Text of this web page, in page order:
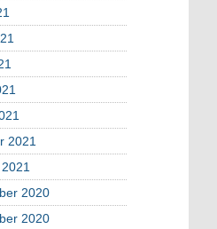
2021
2020
2020